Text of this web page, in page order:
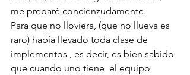
me preparé concienzudamente.
Para que no lloviera, (que no llueva es
raro) había llevado toda clase de
implementos , es decir, es bien sabido
que cuando uno tiene  el equipo